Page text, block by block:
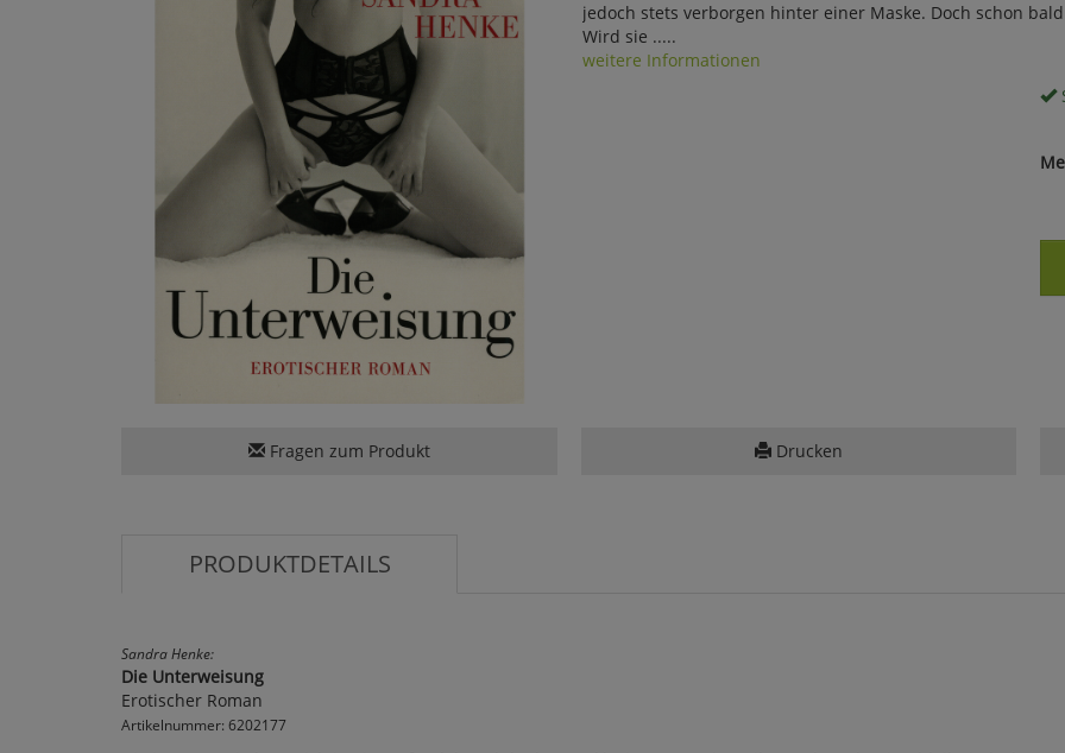
jedoch stets verborgen hinter einer Maske. Doch schon
Wird sie .....
weitere Informationen
Fragen zum Produkt Drucken
PRODUKTDETAILS
Sandra Henke:
Die Unterweisung
Erotischer Roman
Artikelnummer: 6202177